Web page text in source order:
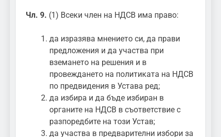
Чл. 9. (1) Всеки член на НДСВ има право:
да изразява мнението си, да прави
предложения и да участва при
вземането на решения и в
провеждането на политиката на НДСВ
по предвидения в Устава ред;
да избира и да бъде избиран в
органите на НДСВ в съответствие с
разпоредбите на този Устав;
да участва в предварителни избори за